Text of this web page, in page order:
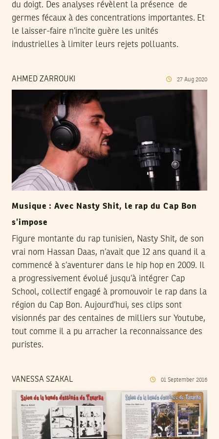
du doigt. Des analyses révèlent la présence de
germes fécaux à des concentrations importantes. Et
le laisser-faire n’incite guère les unités
industrielles à limiter leurs rejets polluants.
AHMED ZARROUKI 27 Aug 2020
Musique : Avec Nasty Shit, le rap du Cap Bon
s’impose
Figure montante du rap tunisien, Nasty Shit, de son
vrai nom Hassan Daas, n’avait que 12 ans quand il a
commencé à s’aventurer dans le hip hop en 2009. Il
a progressivement évolué jusqu’à intégrer Cap
School, collectif engagé à promouvoir le rap dans la
région du Cap Bon. Aujourd’hui, ses clips sont
visionnés par des centaines de milliers sur Youtube,
tout comme il a pu arracher la reconnaissance des
puristes.
VANESSA SZAKAL 01 September 2016